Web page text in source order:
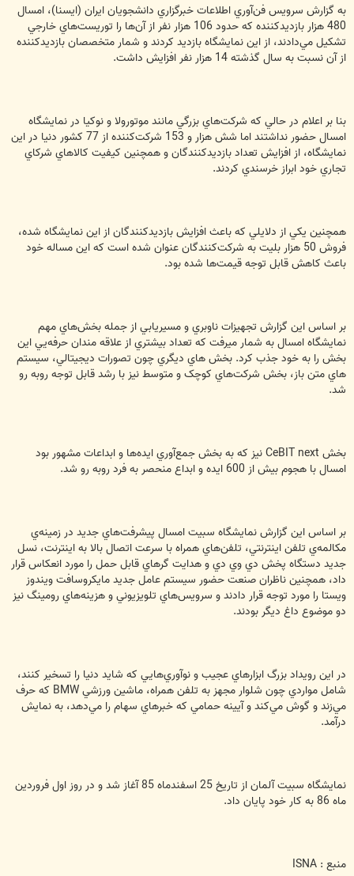
به گزارش سرويس فن‌آوري اطلاعات خبرگزاري دانشجويان ايران (ايسنا)، امسال
480 هزار بازديدكننده كه حدود 106 هزار نفر از آن‌ها را توريست‌هاي خارجي
تشكيل مي‌دادند، از اين نمايشگاه بازديد كردند و شمار متخصصان بازديدكننده
از آن نسبت به سال گذشته 14 هزار نفر افزايش داشت.
بنا بر اعلام در حالي كه شركت‌هاي بزرگي مانند موتورولا و نوكيا در نمايشگاه
امسال حضور نداشتند اما شش هزار و 153 شركت‌كننده از 77 كشور دنيا در اين
نمايشگاه، از افزايش تعداد بازديدكنندگان و همچنين كيفيت كالا‌هاي شركاي
تجاري خود ابراز خرسندي كردند.
همچنين يكي از دلايلي كه باعث افزايش بازديدكنندگان از اين نمايشگاه شده،
فروش 50 هزار بليت به شركت‌كنندگان عنوان شده است كه اين مساله خود
باعث كاهش قابل توجه قيمت‌ها شده بود.
بر اساس اين گزارش تجهيزات ناوبري و مسيريابي از جمله بخش‌هاي مهم
نمايشگاه امسال به شمار ميرفت كه تعداد بيشتري از علاقه مندان حرفه‌يي اين
بخش را به خود جذب کرد. بخش هاي ديگري چون تصورات ديجيتالي، سيستم
هاي متن باز، بخش شرکت‌هاي کوچک و متوسط نيز با رشد قابل توجه روبه رو
شد.
بخش CeBIT next نيز که به بخش جمع‌آوري ايده‌ها و ابداعات مشهور بود
امسال با هجوم بيش از 600 ايده و ابداع منحصر به فرد روبه رو شد.
بر اساس اين گزارش نمايشگاه سبيت امسال پيشرفت‌هاي جديد در زمينه‌ي
مكالمه‌ي تلفن اينترنتي،‌ تلفن‌هاي همراه با سرعت اتصال بالا به اينترنت، نسل
جديد دستگاه پخش دي وي دي و هدايت گرهاي قابل حمل را مورد انعكاس قرار
داد، همچنين ناظران صنعت حضور سيستم عامل جديد مايكروسافت ويندوز
ويستا را مورد توجه قرار دادند و سرويس‌هاي تلويزيوني و هزينه‌هاي رومينگ نيز
دو موضوع داغ ديگر بودند.
در اين رويداد بزرگ ابزارهاي عجيب و نوآوري‌هايي كه شايد دنيا را تسخير كنند،‌
شامل مواردي چون شلوار مجهز به تلفن همراه،‌ ماشين ورزشي BMW كه حرف
مي‌زند و گوش مي‌كند و آيينه حمامي‌ كه خبرهاي سهام را مي‌دهد، به نمايش
درآمد.
نمايشگاه سبيت آلمان از تاريخ 25 اسفندماه 85 آغاز شد و در روز اول فروردين
ماه 86 به كار خود پايان داد.
منبع : ISNA